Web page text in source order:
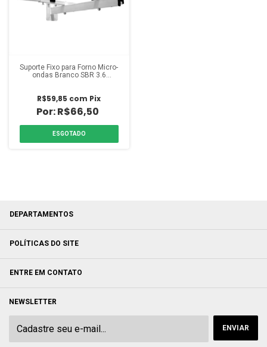
Suporte Fixo para Forno Micro-
ondas Branco SBR 3.6
R$66,50
R$59,85 com Pix
ESGOTADO
DEPARTAMENTOS
POLÍTICAS DO SITE
ENTRE EM CONTATO
NEWSLETTER